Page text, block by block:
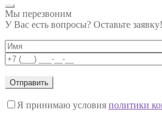
Мы перезвоним
У Вас есть вопросы? Оставьте заявку!
Я принимаю условия политики